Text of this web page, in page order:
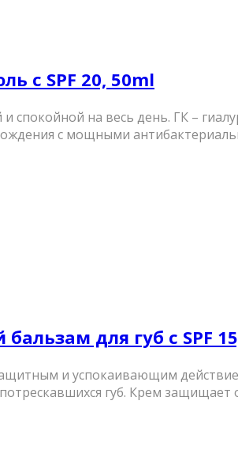
с SPF 20, 50ml
на весь день. ГК –
с мощными
для губ с SPF
и успокаивающим
губ. Крем защищает